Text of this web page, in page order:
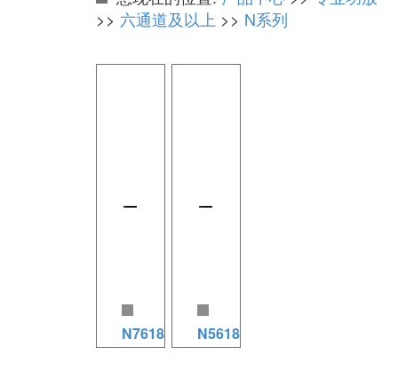
>> 六通道及以上 >> N系列
N7618 N5618